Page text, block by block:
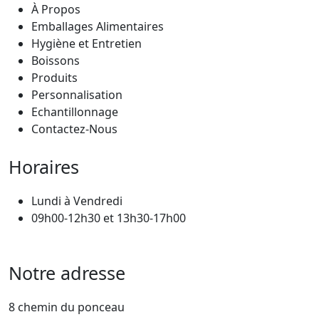
À Propos
Emballages Alimentaires
Hygiène et Entretien
Boissons
Produits
Personnalisation
Echantillonnage
Contactez-Nous
Horaires
Lundi à Vendredi
09h00-12h30 et 13h30-17h00
Notre adresse
8 chemin du ponceau